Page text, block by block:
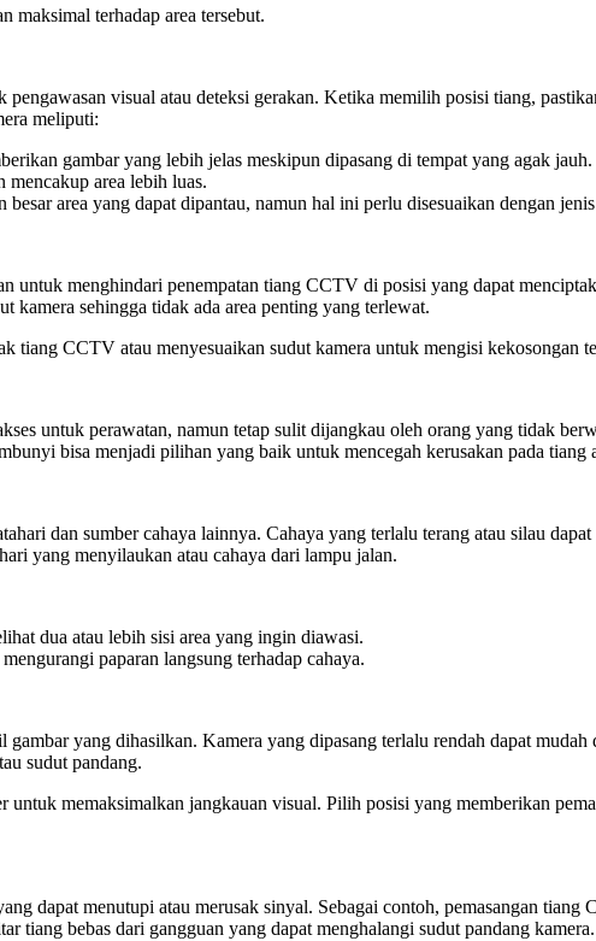
maksimal terhadap area tersebut.
visual atau deteksi gerakan. Ketika memilih posisi tiang,
meliputi:
gambar yang lebih jelas meskipun dipasang di tempat yang agak jauh.
mencakup area lebih luas.
area yang dapat dipantau, namun hal ini perlu disesuaikan dengan
untuk menghindari penempatan tiang CCTV di posisi yang dapat
kamera sehingga tidak ada area penting yang terlewat.
tiang CCTV atau menyesuaikan sudut kamera untuk mengisi kekosongan
untuk perawatan, namun tetap sulit dijangkau oleh orang yang tidak
bisa menjadi pilihan yang baik untuk mencegah kerusakan pada tiang
dan sumber cahaya lainnya. Cahaya yang terlalu terang atau silau
yang menyilaukan atau cahaya dari lampu jalan.
dua atau lebih sisi area yang ingin diawasi.
paparan langsung terhadap cahaya.
yang dihasilkan. Kamera yang dipasang terlalu rendah dapat
sudut pandang.
memaksimalkan jangkauan visual. Pilih posisi yang memberikan
dapat menutupi atau merusak sinyal. Sebagai contoh, pemasangan tiang
tiang bebas dari gangguan yang dapat menghalangi sudut pandang kamera.